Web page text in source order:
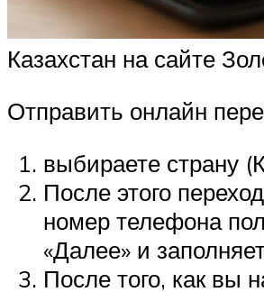
Казахстан на сайте
Отправить онлайн
выбираете страну
После этого
номер телефона
«Далее» и
После того, как вы